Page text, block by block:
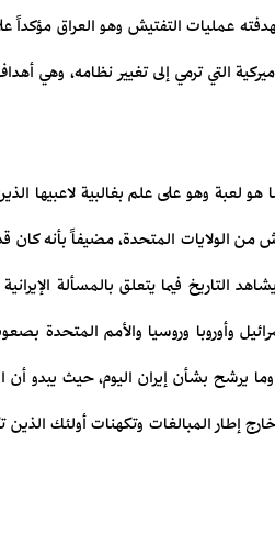
عمليات التفتيش وهو العراق مؤكداً
التي ترمي إلى تغيير نظامه، وهي
هو لعبة وهو على علم بغالبية لاعبيها
الولايات المتحدة، مضيفاً بأنه
التاريخ فيما يتعلق بالمسألة
وأوروبا وروسيا والأمم
يرشح بشأن إيران اليوم، حيث يبدو
إطار المبالغات وتكهنات أولئك